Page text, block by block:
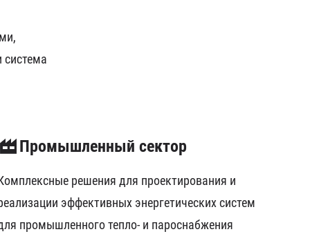
Промышленный сектор
решения для проектирования и
эффективных энергетических систем
промышленного тепло- и пароснабжения